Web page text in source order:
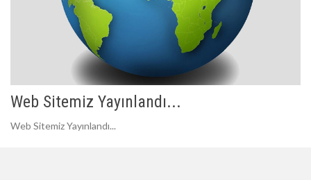
Web Sitemiz Yayınlandı...
Web Sitemiz Yayınlandı...